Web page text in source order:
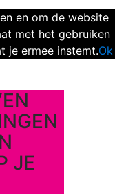
en om de website
met het gebruiken
je ermee instemt.Ok
JE